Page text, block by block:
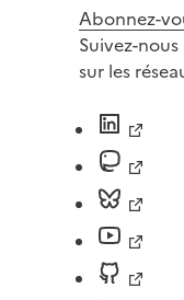
Abonnez-
Suivez-nous
sur les